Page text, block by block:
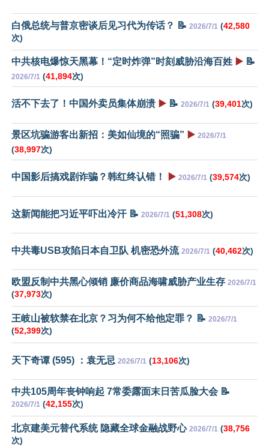
白俄总统与普京密谈后见习代为传话？ 📝 2026/7/1 (42,580
次)
中共核电爆惊天黑幕！“定时炸弹”时刻威胁沿海百姓 ▶️ 📝
2026/7/1 (41,894次)
活不下去了！中国外卖员集体崩溃 ▶️ 📝 2026/7/1 (39,401次)
景区坑骗游客出新招：美如仙境的“照骗” ▶️ 2026/7/1
(38,997次)
中国影后搞戏剧诈骗？韩红终认错！ ▶️ 2026/7/1 (39,574次)
这新闻能把习近平吓出冷汗 📝 2026/7/1 (51,308次)
中共毒USB攻陷日本自卫队 机密恐外流 2026/7/1 (40,462次)
欧盟反制中共黑心倾销 廉价商品海啸威胁产业生存 2026/7/1
(37,973次)
王岐山被软禁在北京？习为何不给他定罪？ 📝 2026/7/1
(52,399次)
天下奇谭 (595) ：袁无忌 2026/7/1 (13,106次)
中共105周年丧钟响起 7常委露面末日苦瓜脸大会 📝
2026/7/1 (42,155次)
北京建美元替代系统 隐藏全球金融战野心 2026/7/1 (38,756
次)